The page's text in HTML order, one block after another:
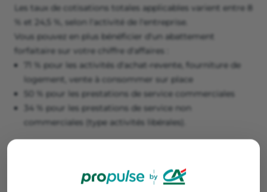
Les taux de cotisations totales applicables varient entre 8
% et 24,5 %, selon l'activité de l'entreprise.
Vous pouvez en plus bénéficier d'un abattement
forfaitaire sur votre chiffre d'affaires :
71 % pour les activités d'achat-revente, fourniture de
logement, vente à consommer sur place
50 % pour les prestations de service commerciales
34 % pour les prestations de service non
commerciales (type activités libérales).
livres de résultat. Elle doit simplement tenir un livre de